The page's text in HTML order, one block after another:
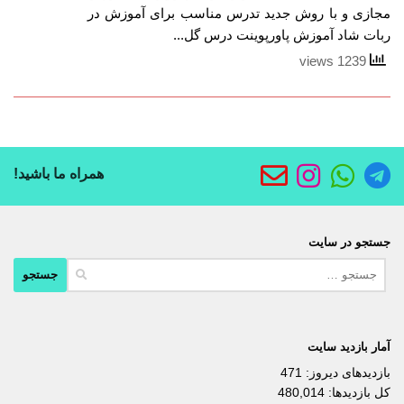
مجازی و با روش جدید تدرس مناسب برای آموزش در
ربات شاد آموزش پاورپوینت درس گل...
همراه ما باشید!
جستجو در سایت
آمار بازدید سایت
بازدیدهای دیروز: 471
کل بازدیدها: 480,014